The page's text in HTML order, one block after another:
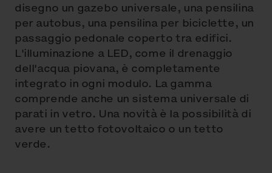
disegno un gazebo universale, una pensilina
per autobus, una pensilina per biciclette, un
passaggio pedonale coperto tra edifici.
L'illuminazione a LED, come il drenaggio
dell'acqua piovana, è completamente
integrato in ogni modulo. La gamma
comprende anche un sistema universale di
parati in vetro. Una novità è la possibilità di
avere un tetto fotovoltaico o un tetto
verde.